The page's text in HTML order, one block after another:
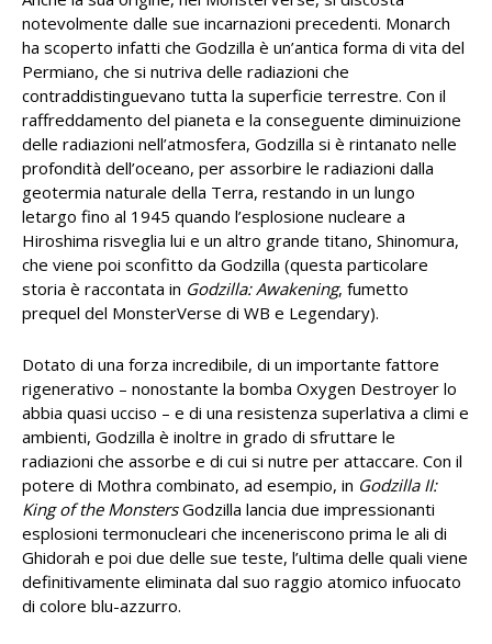
notevolmente dalle sue incarnazioni precedenti. Monarch
ha scoperto infatti che Godzilla è un’antica forma di vita del
Permiano, che si nutriva delle radiazioni che
contraddistinguevano tutta la superficie terrestre. Con il
raffreddamento del pianeta e la conseguente diminuizione
delle radiazioni nell’atmosfera, Godzilla si è rintanato nelle
profondità dell’oceano, per assorbire le radiazioni dalla
geotermia naturale della Terra, restando in un lungo
letargo fino al 1945 quando l’esplosione nucleare a
Hiroshima risveglia lui e un altro grande titano, Shinomura,
che viene poi sconfitto da Godzilla (questa particolare
storia è raccontata in Godzilla: Awakening, fumetto
prequel del MonsterVerse di WB e Legendary).
Dotato di una forza incredibile, di un importante fattore
rigenerativo – nonostante la bomba Oxygen Destroyer lo
abbia quasi ucciso – e di una resistenza superlativa a climi e
ambienti, Godzilla è inoltre in grado di sfruttare le
radiazioni che assorbe e di cui si nutre per attaccare. Con il
potere di Mothra combinato, ad esempio, in Godzilla II:
King of the MonstersGodzilla lancia due impressionanti
esplosioni termonucleari che inceneriscono prima le ali di
Ghidorah e poi due delle sue teste, l’ultima delle quali viene
definitivamente eliminata dal suo raggio atomico infuocato
di colore blu-azzurro.